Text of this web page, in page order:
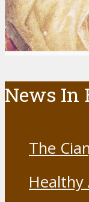
News In
The
19